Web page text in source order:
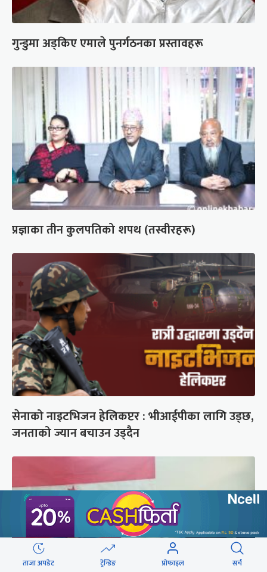
गुन्डुमा अड्किए एमाले पुनर्गठनका प्रस्तावहरू
प्रज्ञाका तीन कुलपतिको शपथ (तस्वीरहरू)
सेनाको नाइटभिजन हेलिकप्टर : भीआईपीका लागि उड्छ,
जनताको ज्यान बचाउन उड्दैन
ताजा अपडेट ट्रेन्डिङ प्रोफाइल सर्च